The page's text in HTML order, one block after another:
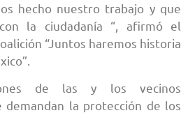
hecho nuestro trabajo y que
la ciudadanía “, afirmó el
“Juntos haremos historia
de las y los vecinos
demandan la protección de los